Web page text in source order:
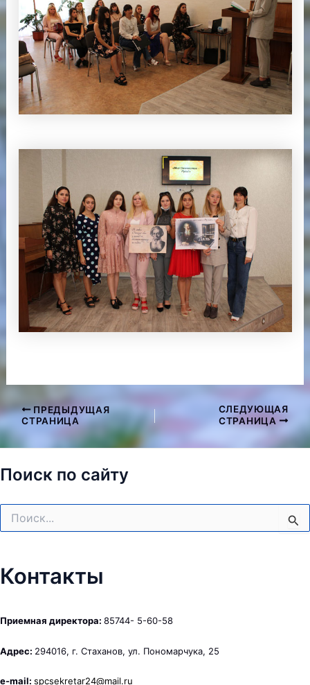
Навигация
по
записям
ПРЕДЫДУЩАЯ
СТРАНИЦА
СЛЕДУЮЩАЯ
СТРАНИЦА
Поиск по сайту
Контакты
Приемная директора: 85744- 5-60-58
Адрес: 294016, г. Стаханов, ул. Пономарчука, 25
e-mail: spcsekretar24@mail.ru